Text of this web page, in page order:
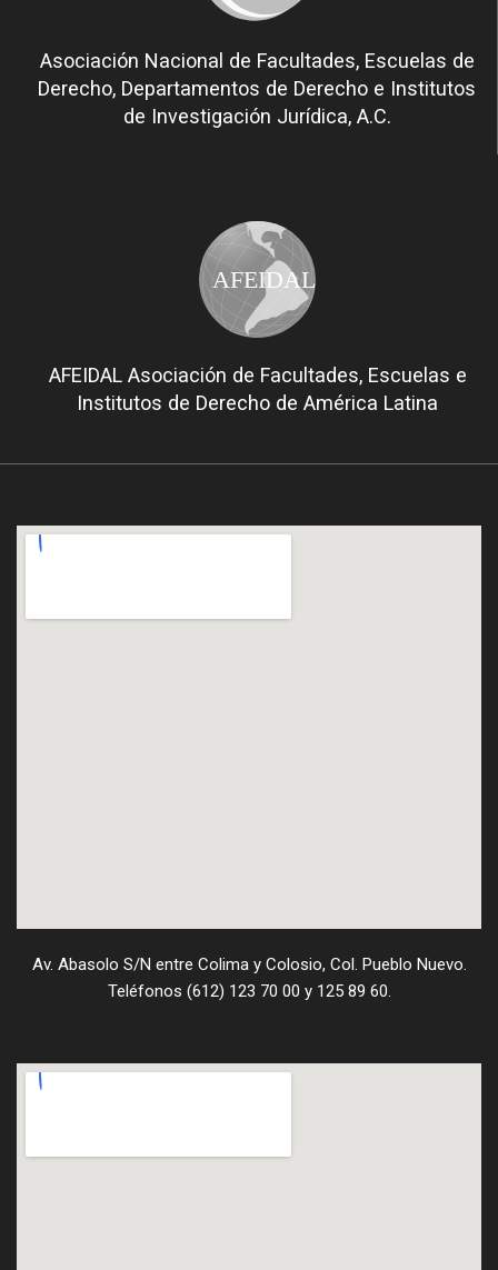
Asociación Nacional de Facultades, Escuelas de
Derecho, Departamentos de Derecho e Institutos
de Investigación Jurídica, A.C.
AFEIDAL
AFEIDAL Asociación de Facultades, Escuelas e
Institutos de Derecho de América Latina
Av. Abasolo S/N entre Colima y Colosio, Col. Pueblo Nuevo.
Teléfonos (612) 123 70 00 y 125 89 60.